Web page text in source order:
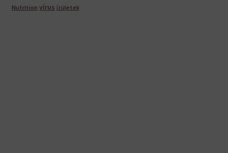
Nutrition vírus ízületek